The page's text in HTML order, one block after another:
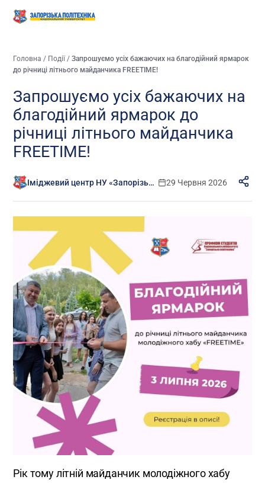
Головна / Події/Запрошуємо усіх бажаючих на благодійний ярмарок
до річниці літнього майданчика FREETIME!
Запрошуємо усіх бажаючих на
благодійний ярмарок до
річниці літнього майданчика
FREETIME!
Іміджевий центр НУ «Запорізька політехніка» 29 Червня 2026
Рік тому літній майданчик молодіжного хабу